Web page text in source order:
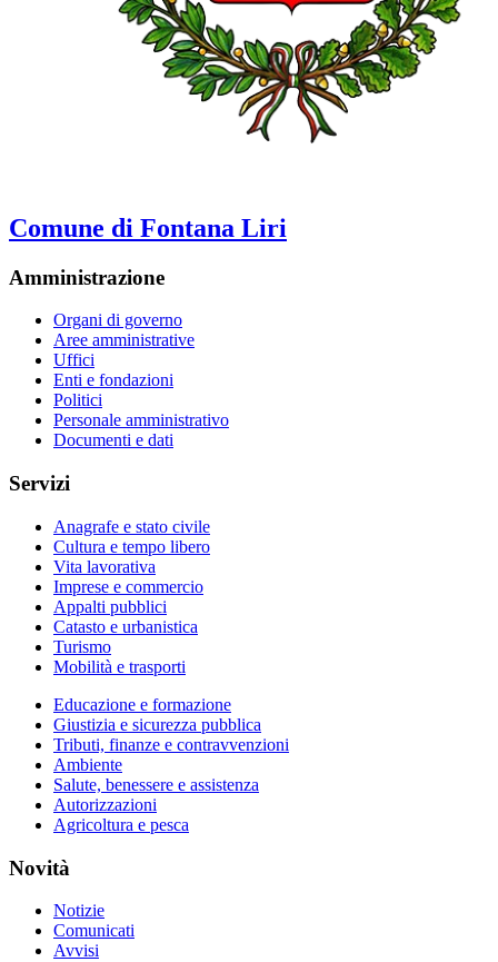
Comune di Fontana Liri
Amministrazione
Organi di governo
Aree amministrative
Uffici
Enti e fondazioni
Politici
Personale amministrativo
Documenti e dati
Servizi
Anagrafe e stato civile
Cultura e tempo libero
Vita lavorativa
Imprese e commercio
Appalti pubblici
Catasto e urbanistica
Turismo
Mobilità e trasporti
Educazione e formazione
Giustizia e sicurezza pubblica
Tributi, finanze e contravvenzioni
Ambiente
Salute, benessere e assistenza
Autorizzazioni
Agricoltura e pesca
Novità
Notizie
Comunicati
Avvisi